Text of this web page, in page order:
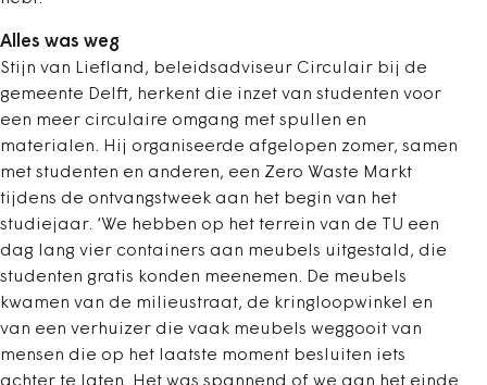
Alles was weg
Stijn van Liefland, beleidsadviseur Circulair bij de
gemeente Delft, herkent die inzet van studenten voor
een meer circulaire omgang met spullen en
materialen. Hij organiseerde afgelopen zomer, samen
met studenten en anderen, een Zero Waste Markt
tijdens de ontvangstweek aan het begin van het
studiejaar. ‘We hebben op het terrein van de TU een
dag lang vier containers aan meubels uitgestald, die
studenten gratis konden meenemen. De meubels
kwamen van de milieustraat, de kringloopwinkel en
van een verhuizer die vaak meubels weggooit van
mensen die op het laatste moment besluiten iets
achter te laten. Het was spannend of we aan het einde